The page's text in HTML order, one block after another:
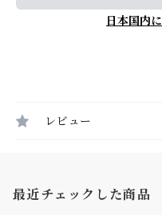
日本国内
レビュー
最近チェックした商品